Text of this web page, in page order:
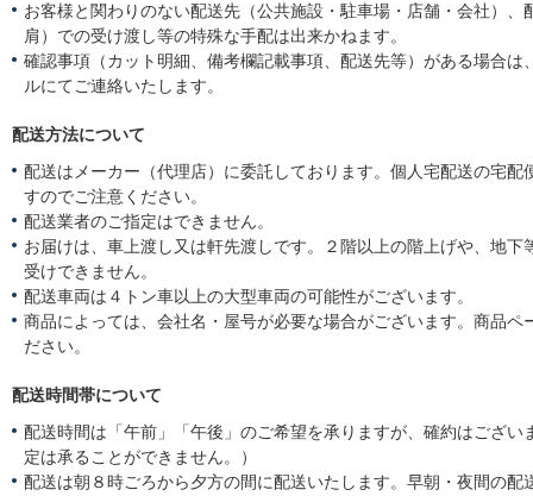
お客様と関わりのない配送先（公共施設・駐車場・店舗・会社）、
肩）での受け渡し等の特殊な手配は出来かねます。
確認事項（カット明細、備考欄記載事項、配送先等）がある場合は
ルにてご連絡いたします。
配送方法について
配送はメーカー（代理店）に委託しております。個人宅配送の宅配
すのでご注意ください。
配送業者のご指定はできません。
お届けは、車上渡し又は軒先渡しです。２階以上の階上げや、地下
受けできません。
配送車両は４トン車以上の大型車両の可能性がございます。
商品によっては、会社名・屋号が必要な場合がございます。商品ペ
ださい。
配送時間帯について
配送時間は「午前」「午後」のご希望を承りますが、確約はござい
定は承ることができません。）
配送は朝８時ごろから夕方の間に配送いたします。早朝・夜間の配